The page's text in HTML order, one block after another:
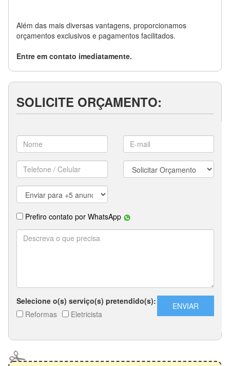
Além das mais diversas vantagens, proporcionamos
orçamentos exclusivos e pagamentos facilitados.
Entre em contato imediatamente.
SOLICITE ORÇAMENTO: